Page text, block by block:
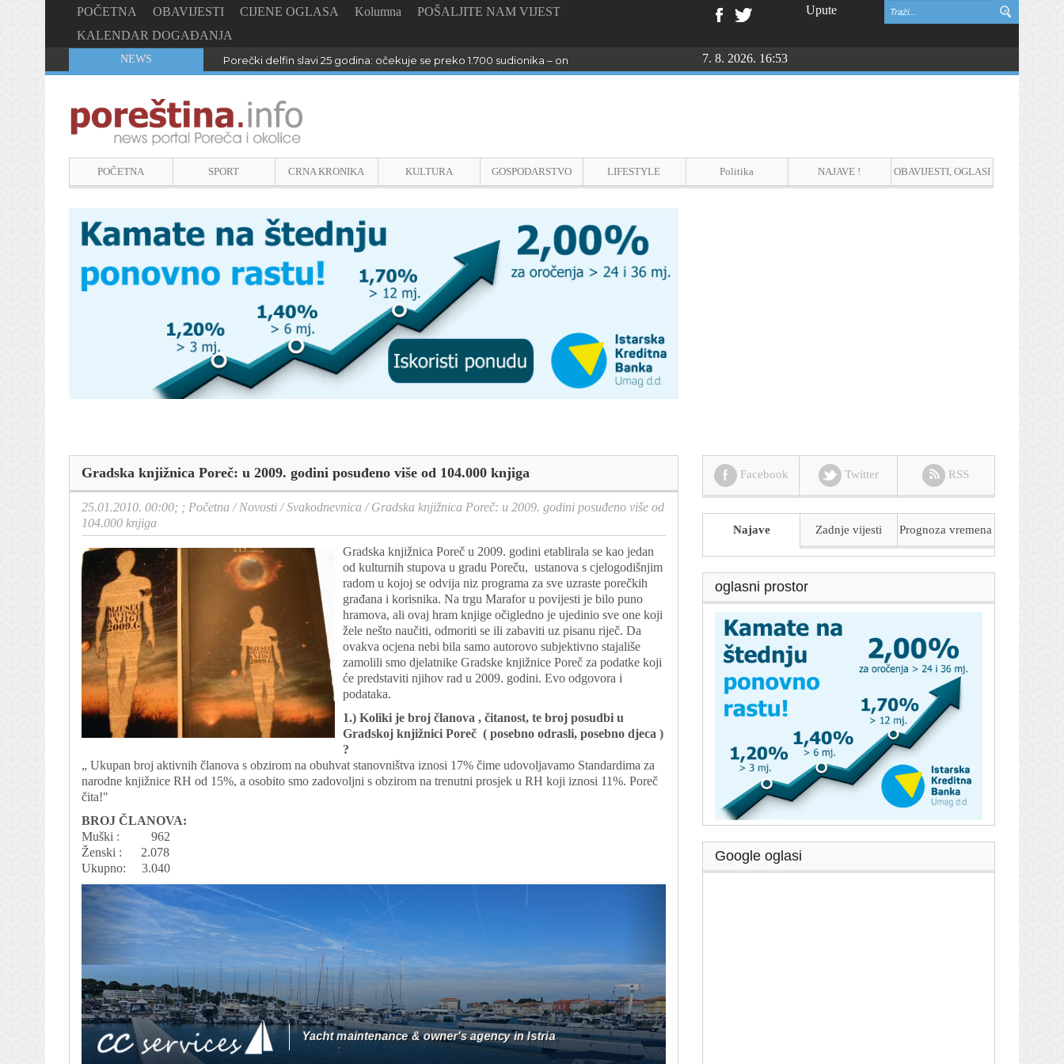
POČETNA OBAVIJESTI CIJENE OGLASA Kolumna
POŠALJITE NAM VIJEST
KALENDAR DOGAĐANJA
Upute
NEWS Porečki delfin slavi 25 godina: očekuje se preko 1.700 sudionika – online prijave do 26. kolovoza7. 8. 2026. 16:53
POČETNA SPORT CRNA KRONIKA KULTURA GOSPODARSTVO LIFESTYLE Politika NAJAVE ! OBAVIJESTI, OGLASI
Gradska knjižnica Poreč: u 2009. godini posuđeno više od 104.000 knjiga
25.01.2010. 00:00; ; Početna /Novosti /Svakodnevnica /Gradska knjižnica Poreč: u 2009. godini posuđeno više od
104.000 knjiga
Gradska knjižnica Poreč u 2009. godini etablirala se kao jedan
od kulturnih stupova u gradu Poreču, ustanova s cjelogodišnjim
radom u kojoj se odvija niz programa za sve uzraste porečkih
građana i korisnika. Na trgu Marafor u povijesti je bilo puno
hramova, ali ovaj hram knjige očigledno je ujedinio sve one koji
žele nešto naučiti, odmoriti se ili zabaviti uz pisanu riječ. Da
ovakva ocjena nebi bila samo autorovo subjektivno stajališe
zamolili smo djelatnike Gradske knjižnice Poreč za podatke koji
će predstaviti njihov rad u 2009. godini. Evo odgovora i
podataka.
1.) Koliki je broj članova , čitanost, te broj posudbi u
Gradskoj knjižnici Poreč ( posebno odrasli, posebno djeca )
?
„ Ukupan broj aktivnih članova s obzirom na obuhvat stanovništva iznosi 17% čime udovoljavamo Standardima za
narodne knjižnice RH od 15%, a osobito smo zadovoljni s obzirom na trenutni prosjek u RH koji iznosi 11%. Poreč
čita!"
BROJ ČLANOVA:
Muški : 962
Ženski : 2.078
Ukupno: 3.040
Facebook Twitter RSS
Najave Zadnje vijesti Prognoza vremena
oglasni prostor
Google oglasi